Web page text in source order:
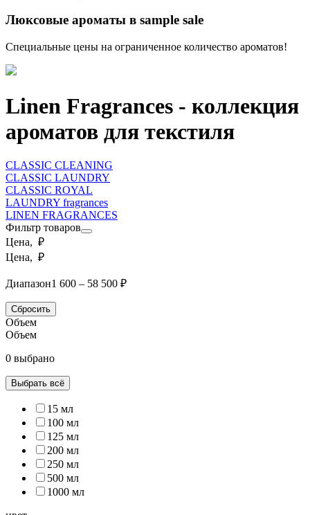
Люксовые ароматы в sample sale
Специальные цены на ограниченное количество ароматов!
Linen Fragrances - коллекция
ароматов для текстиля
CLASSIC CLEANING
CLASSIC LAUNDRY
CLASSIC ROYAL
LAUNDRY fragrances
LINEN FRAGRANCES
Фильтр товаров
Цена, ₽
Цена, ₽
Диапазон1 600 – 58 500 ₽
Сбросить
Объем
Объем
0 выбрано
Выбрать всё
15 мл
100 мл
125 мл
200 мл
250 мл
500 мл
1000 мл